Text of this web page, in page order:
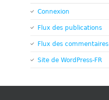
Connexion
Flux des publications
Flux des commentaires
Site de WordPress-FR